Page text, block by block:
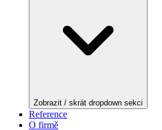
Zobrazit / skrát dropdown sekci
Reference
O firmě